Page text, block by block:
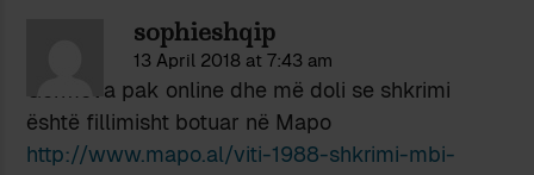
sophieshqip
13 April 2018 at 7:43 am
Gërmova pak online dhe më doli se shkrimi
është fillimisht botuar në Mapo
http://www.mapo.al/viti-1988-shkrimi-mbi-